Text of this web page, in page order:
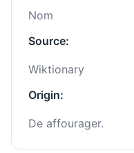
Nom
Source:
Wiktionary
Origin:
De affourager.